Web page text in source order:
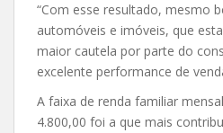
“Com esse resultado, mesmo
automóveis e imóveis, que
maior cautela por parte do
excelente performance de
A faixa de renda familiar
4.800,00 foi a que mais